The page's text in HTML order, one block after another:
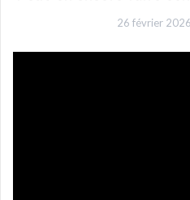
26 février 2026